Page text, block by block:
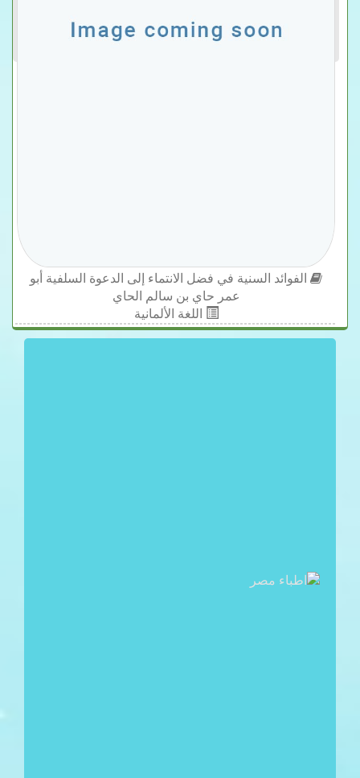
الفوائد السنية في فضل الانتماء إلى الدعوة السلفية أبو
عمر حاي بن سالم الحاي
اللغة الألمانية